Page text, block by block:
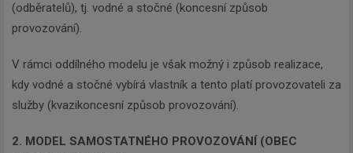
(odběratelů), tj. vodné a stočné (koncesní způsob
provozování).
V rámci oddílného modelu je však možný i způsob realizace,
kdy vodné a stočné vybírá vlastník a tento platí provozovateli za
služby (kvazikoncesní způsob provozování).
2. MODEL SAMOSTATNÉHO PROVOZOVÁNÍ (OBEC